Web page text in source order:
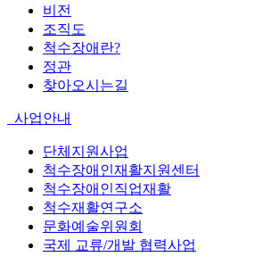
비전
조직도
척수장애란?
정관
찾아오시는길
사업안내
단체지원사업
척수장애인재활지원센터
척수장애인직업재활
척수재활연구소
문화예술위원회
국제 교류/개발 협력사업